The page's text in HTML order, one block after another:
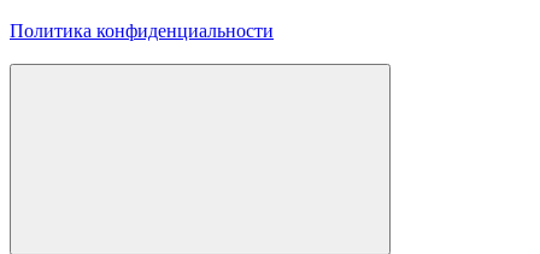
Политика конфиденциальности